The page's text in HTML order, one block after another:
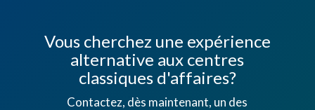
Vous cherchez une expérience
alternative aux centres
classiques d'affaires?
Contactez, dès maintenant, un des